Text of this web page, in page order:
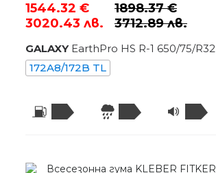
1544.32 €
3020.43 лв.
1898.37 €
3712.89 лв.
GALAXY EarthPro HS R-1 650/75/R32
172A8/172B TL